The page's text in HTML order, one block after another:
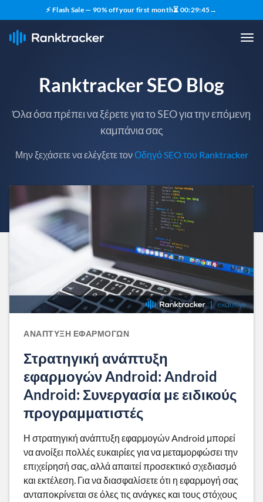
⚡ Flash Sale — 90% off your first month⏳ 00:29:43→
Ranktracker SEO Blog
Όλα όσα πρέπει να ξέρετε για το SEO για την επόμενη
καμπάνια σας
Μην ξεχάσετε να ελέγξετε τονΟδηγό SEO του Ranktracker
ΑΝΆΠΤΥΞΗ ΕΦΑΡΜΟΓΏΝ
Στρατηγική ανάπτυξη
εφαρμογών Android: Android
Android: Συνεργασία με ειδικούς
προγραμματιστές
Η στρατηγική ανάπτυξη εφαρμογών Android μπορεί
να ανοίξει πολλές ευκαιρίες για να μεταμορφώσει την
επιχείρησή σας, αλλά απαιτεί προσεκτικό σχεδιασμό
και εκτέλεση. Για να διασφαλίσετε ότι η εφαρμογή σας
ανταποκρίνεται σε όλες τις ανάγκες και τους στόχους